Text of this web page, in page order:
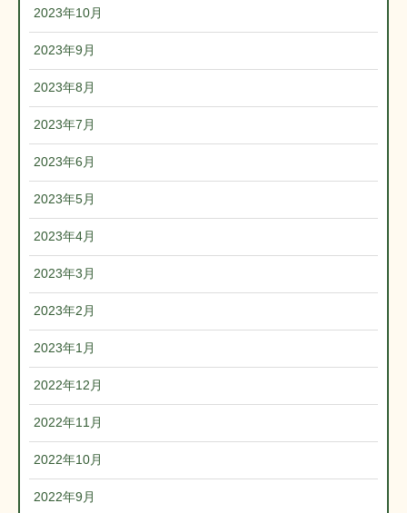
2023年10月
2023年9月
2023年8月
2023年7月
2023年6月
2023年5月
2023年4月
2023年3月
2023年2月
2023年1月
2022年12月
2022年11月
2022年10月
2022年9月